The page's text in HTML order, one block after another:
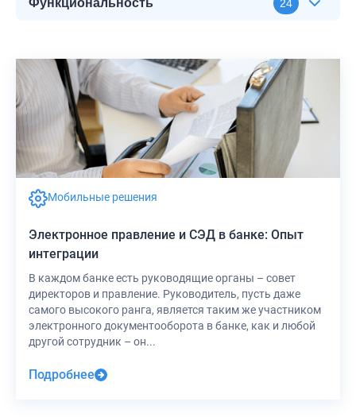
Мобильные решения
Электронное правление и СЭД в банке: Опыт
интеграции
В каждом банке есть руководящие органы – совет
директоров и правление. Руководитель, пусть даже
самого высокого ранга, является таким же участником
электронного документооборота в банке, как и любой
другой сотрудник – он...
Подробнее
Функциональность 24